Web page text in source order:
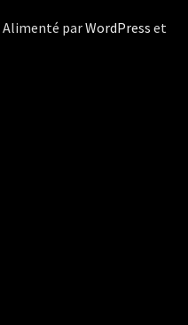
Alimenté parWordPress et